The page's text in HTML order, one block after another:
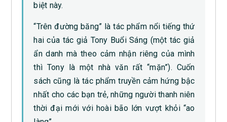
biệt này.
“Trên đường băng” là tác phẩm nổi tiếng thứ
hai của tác giả Tony Buổi Sáng (một tác giả
ẩn danh mà theo cảm nhận riêng của mình
thì Tony là một nhà văn rất “mặn”). Cuốn
sách cũng là tác phẩm truyền cảm hứng bậc
nhất cho các bạn trẻ, những người thanh niên
thời đại mới với hoài bão lớn vượt khỏi “ao